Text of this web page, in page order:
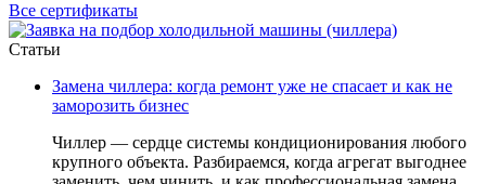
Все сертификаты
Cтатьи
Замена чиллера: когда ремонт уже не спасает и как не
заморозить бизнес
Чиллер — сердце системы кондиционирования любого
крупного объекта. Разбираемся, когда агрегат выгоднее